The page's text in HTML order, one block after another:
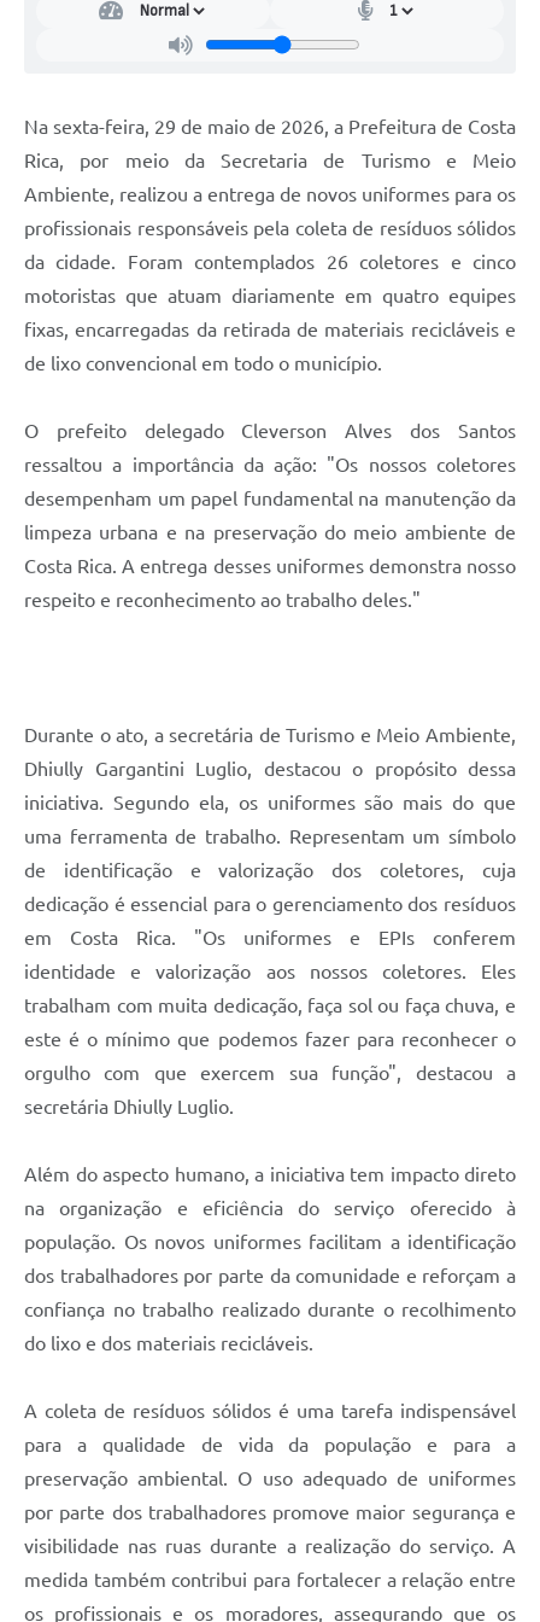
Na sexta-feira, 29 de maio de 2026, a Prefeitura de Costa
Rica, por meio da Secretaria de Turismo e Meio
Ambiente, realizou a entrega de novos uniformes para os
profissionais responsáveis pela coleta de resíduos sólidos
da cidade. Foram contemplados 26 coletores e cinco
motoristas que atuam diariamente em quatro equipes
fixas, encarregadas da retirada de materiais recicláveis e
de lixo convencional em todo o município.
O prefeito delegado Cleverson Alves dos Santos
ressaltou a importância da ação: "Os nossos coletores
desempenham um papel fundamental na manutenção da
limpeza urbana e na preservação do meio ambiente de
Costa Rica. A entrega desses uniformes demonstra nosso
respeito e reconhecimento ao trabalho deles."
Durante o ato, a secretária de Turismo e Meio Ambiente,
Dhiully Gargantini Luglio, destacou o propósito dessa
iniciativa. Segundo ela, os uniformes são mais do que
uma ferramenta de trabalho. Representam um símbolo
de identificação e valorização dos coletores, cuja
dedicação é essencial para o gerenciamento dos resíduos
em Costa Rica. "Os uniformes e EPIs conferem
identidade e valorização aos nossos coletores. Eles
trabalham com muita dedicação, faça sol ou faça chuva, e
este é o mínimo que podemos fazer para reconhecer o
orgulho com que exercem sua função", destacou a
secretária Dhiully Luglio.
Além do aspecto humano, a iniciativa tem impacto direto
na organização e eficiência do serviço oferecido à
população. Os novos uniformes facilitam a identificação
dos trabalhadores por parte da comunidade e reforçam a
confiança no trabalho realizado durante o recolhimento
do lixo e dos materiais recicláveis.
A coleta de resíduos sólidos é uma tarefa indispensável
para a qualidade de vida da população e para a
preservação ambiental. O uso adequado de uniformes
por parte dos trabalhadores promove maior segurança e
visibilidade nas ruas durante a realização do serviço. A
medida também contribui para fortalecer a relação entre
os profissionais e os moradores, assegurando que os